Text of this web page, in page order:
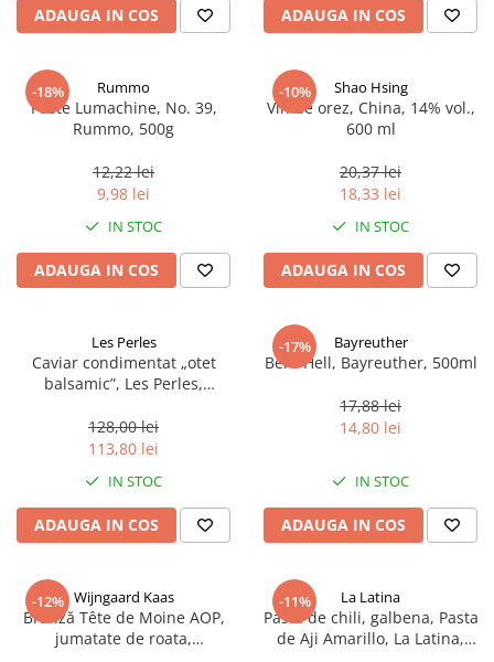
ADAUGA IN COS ADAUGA IN COS
-18% Rummo
Paste Lumachine, No. 39,
Rummo, 500g
12,22 lei
9,98 lei
IN STOC
ADAUGA IN COS
-10% Shao Hsing
Vin de orez, China, 14% vol.,
600 ml
20,37 lei
18,33 lei
IN STOC
ADAUGA IN COS
Les Perles
Caviar condimentat „otet
balsamic”, Les Perles,
sferice, 200 g
128,00 lei
113,80 lei
IN STOC
ADAUGA IN COS
-17% Bayreuther
Bere Hell, Bayreuther, 500ml
17,88 lei
14,80 lei
IN STOC
ADAUGA IN COS
-12% Wijngaard Kaas
Brânză Tête de Moine AOP,
jumatate de roata,
-11% La Latina
Pasta de chili, galbena, Pasta
de Aji Amarillo, La Latina,